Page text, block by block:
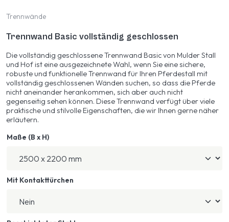
Trennwände
Trennwand Basic vollständig geschlossen
Die vollständig geschlossene Trennwand Basic von Mulder Stall
und Hof ist eine ausgezeichnete Wahl, wenn Sie eine sichere,
robuste und funktionelle Trennwand für Ihren Pferdestall mit
vollständig geschlossenen Wänden suchen, so dass die Pferde
nicht aneinander herankommen, sich aber auch nicht
gegenseitig sehen können. Diese Trennwand verfügt über viele
praktische und stilvolle Eigenschaften, die wir Ihnen gerne näher
erläutern.
Maße (B x H)
Mit Kontakttürchen